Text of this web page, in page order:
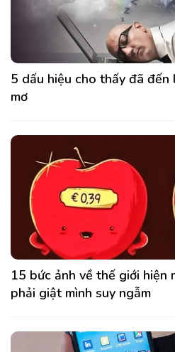
5 dấu hiệu cho thấy đã
mơ
15 bức ảnh về thế giới hiện
phải giật mình suy ngẫm